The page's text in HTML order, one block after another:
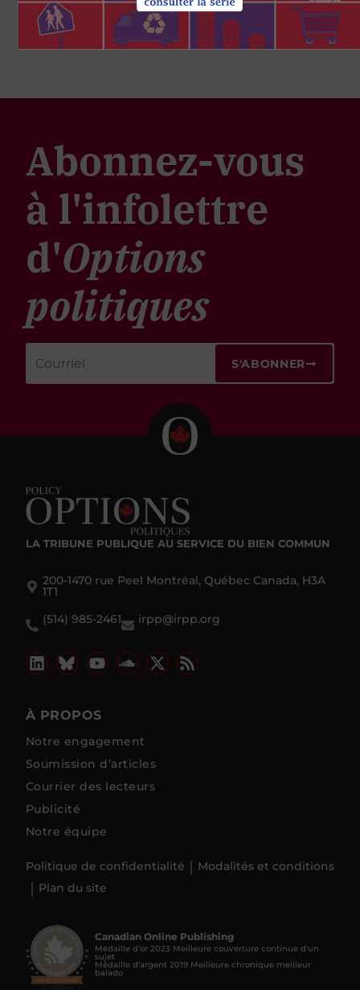
Abonnez-vous
à l'infolettre
d'Options
politiques
S'ABONNER
LA TRIBUNE PUBLIQUE AU SERVICE DU BIEN COMMUN
200-1470 rue Peel Montréal, Québec Canada, H3A
1T1
(514) 985-2461
irpp@irpp.org
À PROPOS
Notre engagement
Soumission d’articles
Courrier des lecteurs
Publicité
Notre équipe
Politique de confidentialité
Modalités et conditions
Plan du site
Canadian Online Publishing
Médaille d’or 2023 Meilleure couverture continue d'un
sujet
Médaille d’argent 2019 Meilleure chronique meilleur
balado